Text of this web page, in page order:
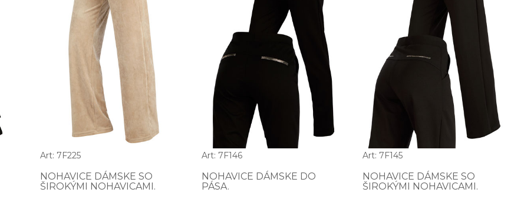
Art: 7F225
NOHAVICE DÁMSKE SO
ŠIROKÝMI NOHAVICAMI.
Art: 7F146
NOHAVICE DÁMSKE DO
PÁSA.
Art: 7F145
NOHAVICE DÁMSKE SO
ŠIROKÝMI NOHAVICAMI.